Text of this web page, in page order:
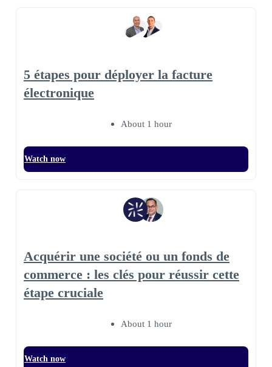
5 étapes pour déployer la facture
électronique
About 1 hour
Watch now
Acquérir une société ou un fonds de
commerce : les clés pour réussir cette
étape cruciale
About 1 hour
Watch now